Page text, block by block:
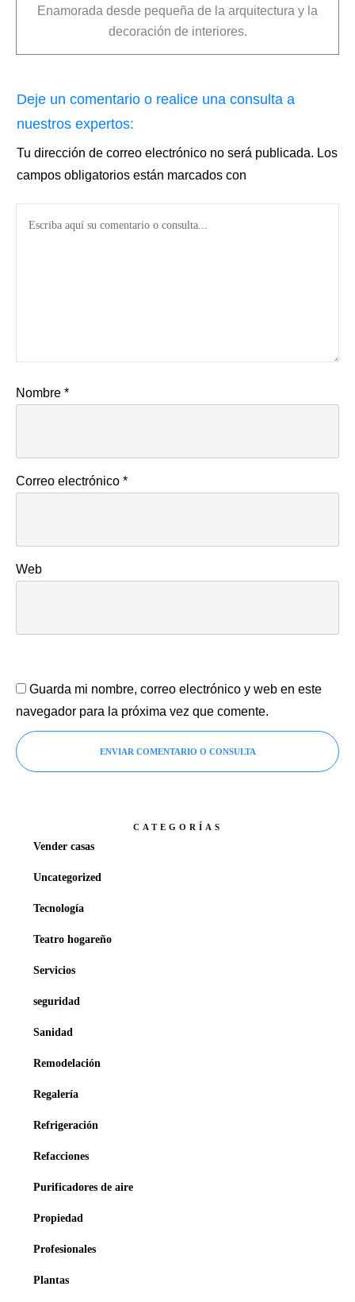
Enamorada desde pequeña de la arquitectura y la
decoración de interiores.
Deje un comentario o realice una consulta a
nuestros expertos:
Tu dirección de correo electrónico no será publicada. Los
campos obligatorios están marcados con
Nombre *
Correo electrónico *
Web
Guarda mi nombre, correo electrónico y web en este
navegador para la próxima vez que comente.
ENVIAR COMENTARIO O CONSULTA
CATEGORÍAS
Vender casas
Uncategorized
Tecnología
Teatro hogareño
Servicios
seguridad
Sanidad
Remodelación
Regalería
Refrigeración
Refacciones
Purificadores de aire
Propiedad
Profesionales
Plantas